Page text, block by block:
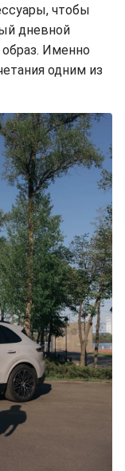
чтобы
дневной
образ. Именно
одним из